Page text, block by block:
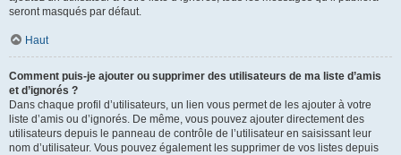
seront masqués par défaut.
Haut
Comment puis-je ajouter ou supprimer des utilisateurs de ma liste d’amis
et d’ignorés ?
Dans chaque profil d’utilisateurs, un lien vous permet de les ajouter à votre
liste d’amis ou d’ignorés. De même, vous pouvez ajouter directement des
utilisateurs depuis le panneau de contrôle de l’utilisateur en saisissant leur
nom d’utilisateur. Vous pouvez également les supprimer de vos listes depuis